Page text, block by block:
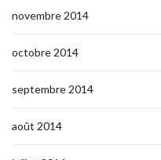
novembre 2014
octobre 2014
septembre 2014
août 2014